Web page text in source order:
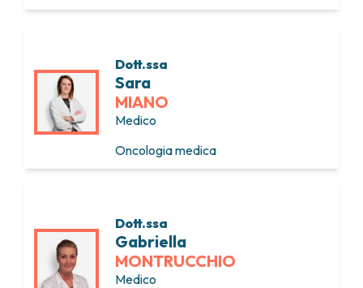
Dott.ssa
Sara
MIANO
Medico
Oncologia medica
Dott.ssa
Gabriella
MONTRUCCHIO
Medico